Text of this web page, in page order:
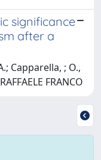
significance
after a
Capparella, ; O.,
FRANCO